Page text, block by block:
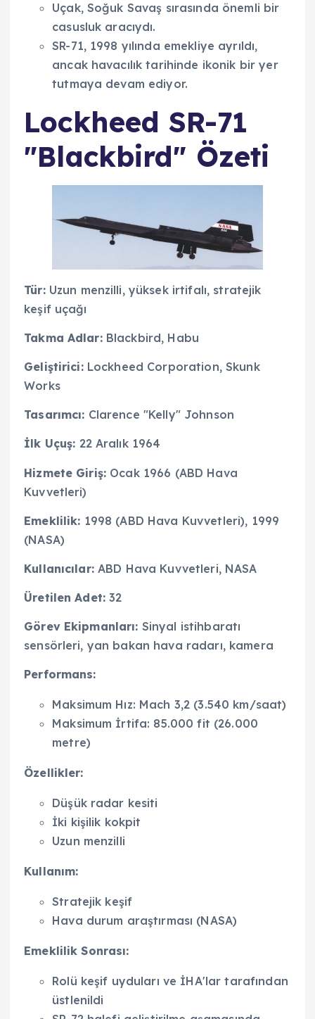
Uçak, Soğuk Savaş sırasında önemli bir
casusluk aracıydı.
SR-71, 1998 yılında emekliye ayrıldı,
ancak havacılık tarihinde ikonik bir yer
tutmaya devam ediyor.
Lockheed SR-71
"Blackbird" Özeti
Tür:Uzun menzilli, yüksek irtifalı, stratejik
keşif uçağı
Takma Adlar:Blackbird, Habu
Geliştirici:Lockheed Corporation, Skunk
Works
Tasarımcı: Clarence "Kelly" Johnson
İlk Uçuş: 22 Aralık 1964
Hizmete Giriş: Ocak 1966 (ABD Hava
Kuvvetleri)
Emeklilik: 1998 (ABD Hava Kuvvetleri), 1999
(NASA)
Kullanıcılar:ABD Hava Kuvvetleri, NASA
Üretilen Adet: 32
Görev Ekipmanları: Sinyal istihbaratı
sensörleri, yan bakan hava radarı, kamera
Performans:
Maksimum Hız: Mach 3,2 (3.540 km/saat)
Maksimum İrtifa: 85.000 fit (26.000
metre)
Özellikler:
Düşük radar kesiti
İki kişilik kokpit
Uzun menzilli
Kullanım:
Stratejik keşif
Hava durum araştırması (NASA)
Emeklilik Sonrası:
Rolü keşif uyduları ve İHA'lar tarafından
üstlenildi